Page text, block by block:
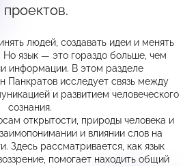
проектов.
людей, создавать идеи и менять
язык — это гораздо больше, чем
информации. В этом разделе
Панкратов исследует связь между
и развитием человеческого
сознания.
открытости, природы человека и
и влиянии слов на
Здесь рассматривается, как язык
помогает находить общий